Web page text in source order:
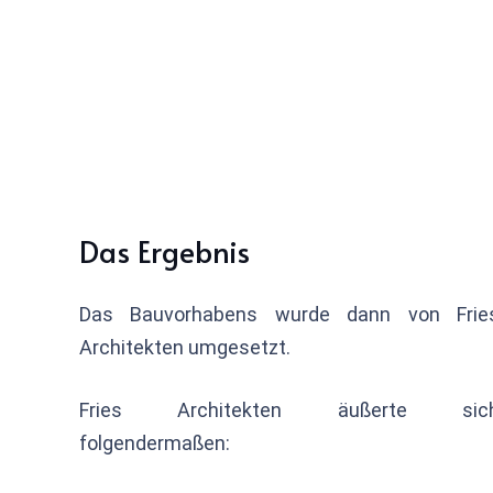
Das Ergebnis
Das Bauvorhabens wurde dann von
Architekten umgesetzt.
Fries Architekten äußerte
folgendermaßen: